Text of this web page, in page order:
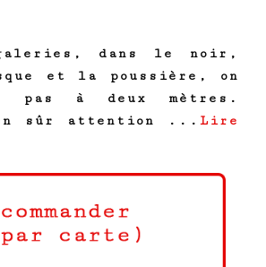
dans le noir,
et la poussière, on
pas à deux mètres.
sûr attention ... Lire